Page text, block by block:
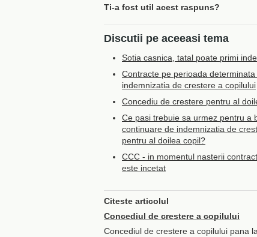
Ti-a fost util acest raspuns?
Discutii pe aceeasi tema
Sotia casnica, tatal poate primi
Contracte pe perioada determinata
indemnizatia de crestere a copilului
Concediu de crestere pentru al
Ce pasi trebuie sa urmez pentru a
continuare de indemnizatia de
pentru al doilea copil?
CCC - in momentul nasterii
este incetat
Citeste articolul
Concediul de crestere a copilului
Concediul de crestere a copilului pana